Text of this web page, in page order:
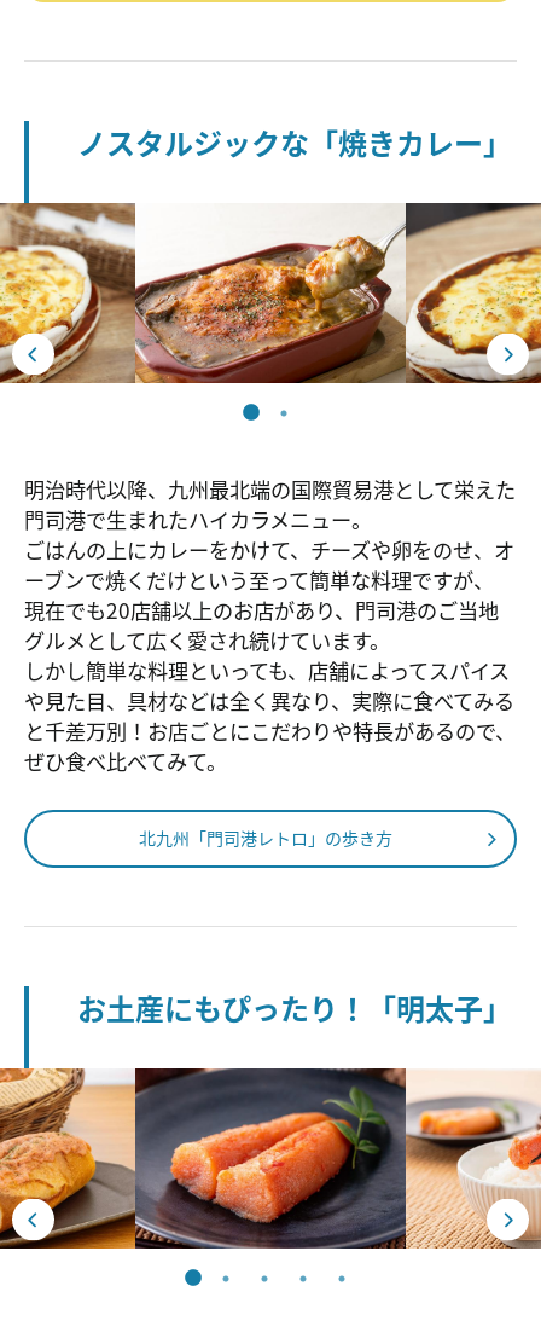
ノスタルジックな「焼きカレー」
明治時代以降、九州最北端の国際貿易港として栄えた
門司港で生まれたハイカラメニュー。
ごはんの上にカレーをかけて、チーズや卵をのせ、オ
ーブンで焼くだけという至って簡単な料理ですが、
現在でも20店舗以上のお店があり、門司港のご当地
グルメとして広く愛され続けています。
しかし簡単な料理といっても、店舗によってスパイス
や見た目、具材などは全く異なり、実際に食べてみる
と千差万別！お店ごとにこだわりや特長があるので、
ぜひ食べ比べてみて。
北九州「門司港レトロ」の歩き方
お土産にもぴったり！「明太子」